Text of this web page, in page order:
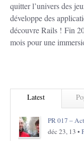
quitter l’univers des
développe des
découvre Rails ! Fin
mois pour une
Latest
PR 017 –
déc 23, 13 •